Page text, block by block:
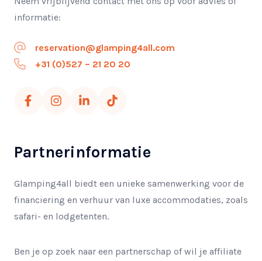
informatie:
reservation@glamping4all.com
+31 (0)527 – 21 20 20
Partnerinformatie
Glamping4all biedt een unieke samenwerking voor de
financiering en verhuur van luxe accommodaties, zoals
safari- en lodgetenten.
Ben je op zoek naar een partnerschap of wil je affiliate